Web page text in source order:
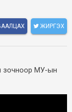
ЖИРГЭХ
зочноор МУ-ын